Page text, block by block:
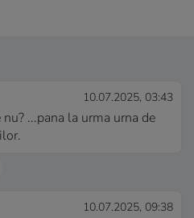
10.07.2025, 03:43
nu? ...pana la urma urna de
10.07.2025, 09:38